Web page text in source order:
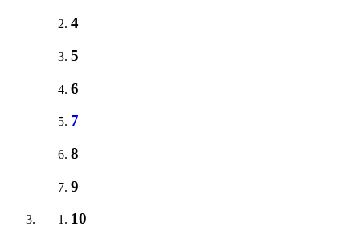
4
5
6
7
8
9
10